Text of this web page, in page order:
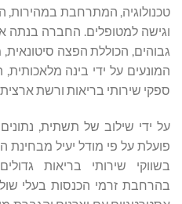
טכנולוגיה, המתרחבת
וגישה למטופלים. החברה בנתה
גבוהים, הכוללת הפצה
המונעים על ידי בינה
ספקי שירותי בריאות ורשת
פועלת על פי מודל יעיל מבחינת
בשווקי שירותי בריאות
בהרחבת זרמי הכנסות בעלי